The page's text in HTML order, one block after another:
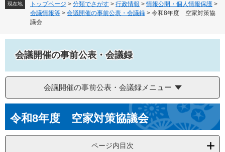
現在地 トップページ > 分類でさがす > 行政情報 >情報公開・個人情報保護 >
会議情報等 > 会議開催の事前公表・会議録 > 令和8年度 空家対策協
議会
会議開催の事前公表・会議録
会議開催の事前公表・会議録メニュー
文令和8年度 空家対策協議会
ページ内目次